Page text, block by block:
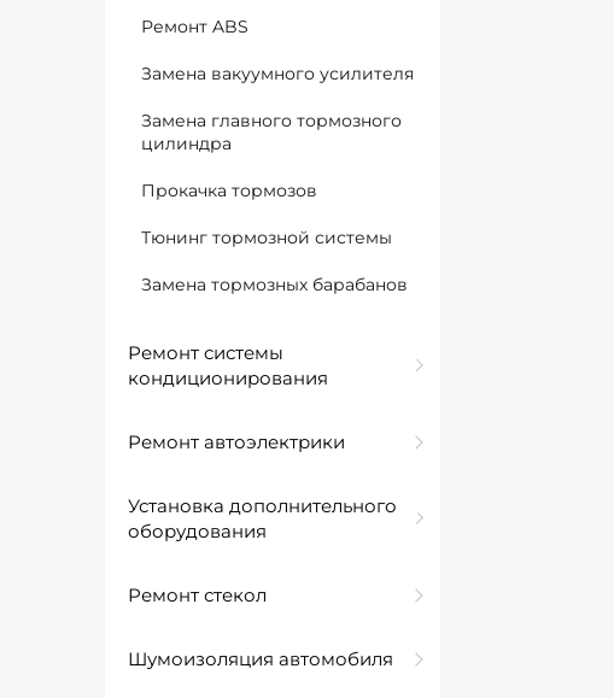
Ремонт ABS
Замена вакуумного усилителя
Замена главного тормозного
цилиндра
Прокачка тормозов
Тюнинг тормозной системы
Замена тормозных барабанов
Ремонт системы
кондиционирования
Ремонт автоэлектрики
Установка дополнительного
оборудования
Ремонт стекол
Шумоизоляция автомобиля